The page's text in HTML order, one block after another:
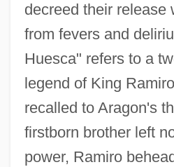
decreed their release
from fevers and
Huesca" refers to a
legend of King
recalled to Aragon's
firstborn brother left
power, Ramiro